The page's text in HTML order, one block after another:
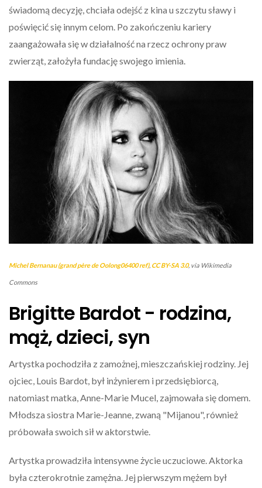
świadomą decyzję, chciała odejść z kina u szczytu sławy i
poświęcić się innym celom. Po zakończeniu kariery
zaangażowała się w działalność na rzecz ochrony praw
zwierząt, założyła fundację swojego imienia.
Michel Bernanau (grand père de Oolong06400 ref), CC BY-SA 3.0, via Wikimedia
Commons
Brigitte Bardot - rodzina,
mąż, dzieci, syn
Artystka pochodziła z zamożnej, mieszczańskiej rodziny. Jej
ojciec, Louis Bardot, był inżynierem i przedsiębiorcą,
natomiast matka, Anne-Marie Mucel, zajmowała się domem.
Młodsza siostra Marie-Jeanne, zwaną "Mijanou", również
próbowała swoich sił w aktorstwie.
Artystka prowadziła intensywne życie uczuciowe. Aktorka
była czterokrotnie zamężna. Jej pierwszym mężem był